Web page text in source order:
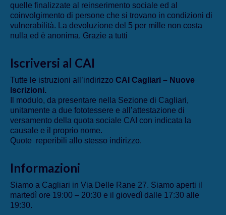
quelle finalizzate al reinserimento sociale ed al
coinvolgimento di persone che si trovano in condizioni di
vulnerabilità. La devoluzione del 5 per mille non costa
nulla ed è anonima. Grazie a tutti
Iscriversi al CAI
Tutte le istruzioni all’indirizzo CAI Cagliari – Nuove
Iscrizioni.
Il modulo, da presentare nella Sezione di Cagliari,
unitamente a due fototessere e all’attestazione di
versamento della quota sociale CAI con indicata la
causale e il proprio nome.
Quote reperibili allo stesso indirizzo.
Informazioni
Siamo a Cagliari in Via Delle Rane 27. Siamo aperti il
martedì ore 19:00 – 20:30 e il giovedì dalle 17:30 alle
19:30.